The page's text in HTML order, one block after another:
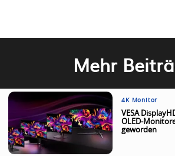
Mehr
4K Monitor
VESA
OLED-
geworden